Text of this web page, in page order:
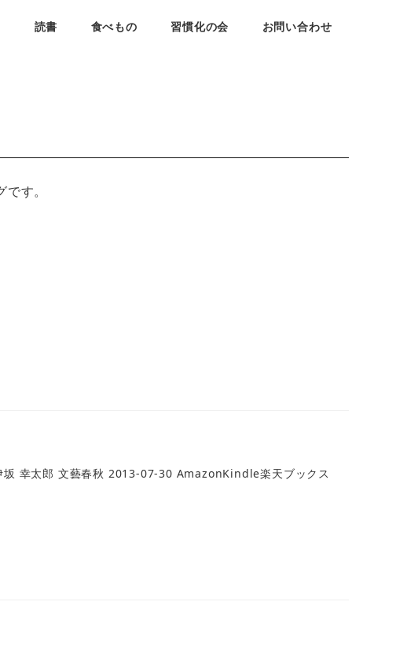
読書 食べもの 習慣化の会 お問い合わせ
す。
幸太郎 文藝春秋 2013-07-30 AmazonKindle楽天ブックス